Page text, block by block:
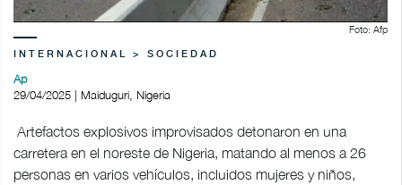
Foto: Afp
INTERNACIONAL > SOCIEDAD
Ap
29/04/2025 | Maiduguri, Nigeria
Artefactos explosivos improvisados detonaron en una
carretera en el noreste de Nigeria, matando al menos a 26
personas en varios vehículos, incluidos mujeres y niños,